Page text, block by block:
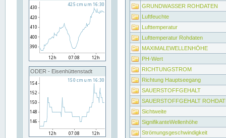
ODER - Eisenhüttenstadt
GRUNDWASSER ROHDATEN
Luftfeuchte
Lufttemperatur
Lufttemperatur Rohdaten
MAXIMALEWELLENHÖHE
PH-Wert
RICHTUNGSTROM
Richtung Hauptseegang
SAUERSTOFFGEHALT
SAUERSTOFFGEHALT
Sichtweite
SignifikanteWellenhöhe
Strömungsgeschwindigkeit